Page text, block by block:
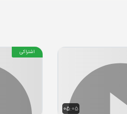
05:05
اشتراکی